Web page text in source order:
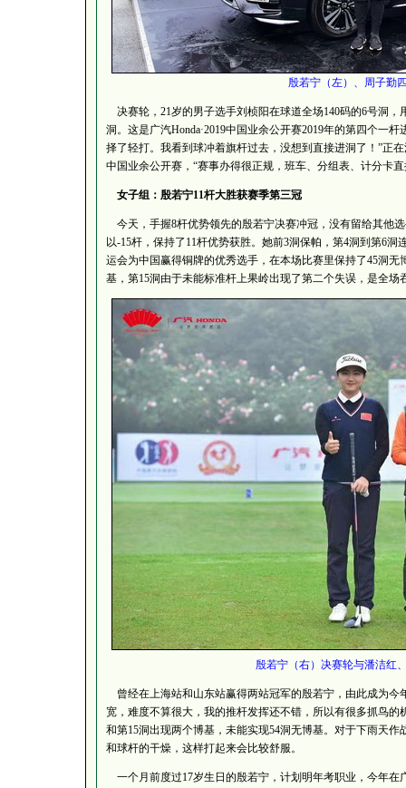
殷若宁（左）、周子勤
决赛轮，21岁的男子选手刘桢阳在球道全场140码的6号洞
洞。这是广汽Honda·2019中国业余公开赛2019年的第四个一
择了轻打。我看到球冲着旗杆过去，没想到直接进洞了！”正
中国业余公开赛，“赛事办得很正规，班车、分组表、计分卡
女子组：殷若宁11杆大胜获赛季第三冠
今天，手握8杆优势领先的殷若宁决赛冲冠，没有留给其他
以-15杆，保持了11杆优势获胜。她前3洞保帕，第4洞到第6洞
运会为中国赢得铜牌的优秀选手，在本场比赛里保持了45洞
基，第15洞由于未能标准杆上果岭出现了第二个失误，是全场
殷若宁（右）决赛轮与潘洁红
曾经在上海站和山东站赢得两站冠军的殷若宁，由此成为今
宽，难度不算很大，我的推杆发挥还不错，所以有很多抓鸟的
和第15洞出现两个博基，未能实现54洞无博基。对于下雨天
和球杆的干燥，这样打起来会比较舒服。
一个月前度过17岁生日的殷若宁，计划明年考职业，今年在